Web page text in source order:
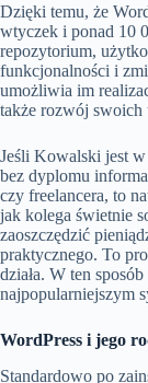
Dzięki temu, że
wtyczek i ponad 10
repozytorium,
funkcjonalności i
umożliwia im
także rozwój swoich
Jeśli Kowalski jest
bez dyplomu
czy freelancera, to
jak kolega świetnie
zaoszczędzić
praktycznego. To
działa. W ten
najpopularniejszym
WordPress i jego
Standardowo po